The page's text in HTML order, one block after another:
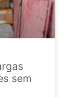
sem